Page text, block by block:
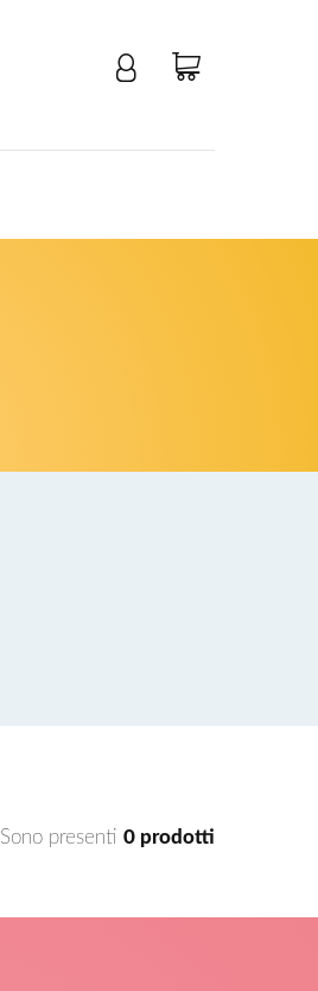
Sono presenti 0 prodotti